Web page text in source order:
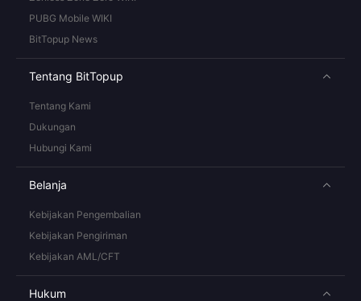
PUBG Mobile WIKI
BitTopup News
Tentang BitTopup
Tentang Kami
Dukungan
Hubungi Kami
Belanja
Kebijakan Pengembalian
Kebijakan Pengiriman
Kebijakan AML/CFT
Hukum